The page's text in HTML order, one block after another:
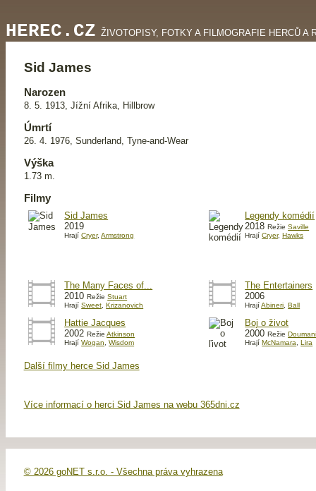
HEREC.CZ ŽIVOTOPISY, FOTKY A FILMOGRAFIE HERCŮ A
Sid James
Narozen
8. 5. 1913, Jížní Afrika, Hillbrow
Úmrtí
26. 4. 1976, Sunderland, Tyne-and-Wear
Výška
1.73 m.
Filmy
Sid James
2019
HrajíCryer,Armstrong
Legendy komédií
2018RežieSaville
HrajíCryer,Hawks
The Many Faces of...
2010RežieStuart
HrajíSweet ,Krizanovich
The Entertainers
2006
HrajíAbineri ,Ball
Hattie Jacques
2002RežieAtkinson
HrajíWogan,Wisdom
Boj o život
2000Režie
Hrají McNamara, Lira
Další filmy herce Sid James
Více informací o herci Sid James na webu 365dni.cz
© 2026 goNET s.r.o. - Všechna práva vyhrazena